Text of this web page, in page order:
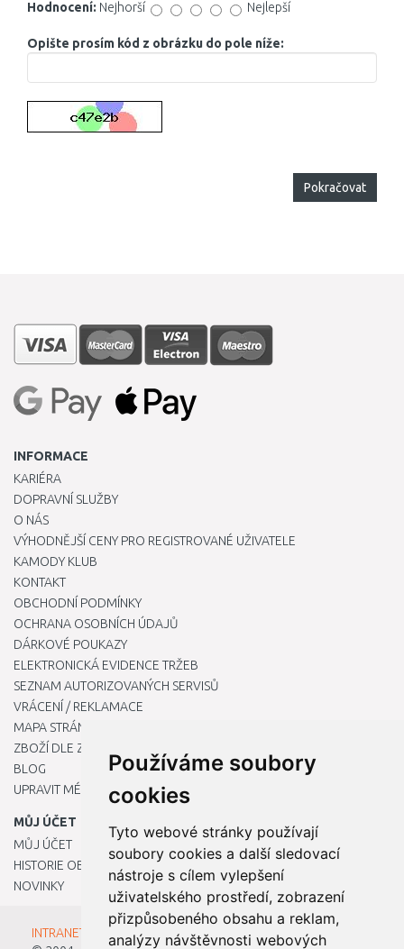
Používáme soubory
cookies
Tyto webové stránky používají
soubory cookies a další sledovací
nástroje s cílem vylepšení
uživatelského prostředí, zobrazení
přizpůsobeného obsahu a reklam,
analýzy návštěvnosti webových
Hodnocení: Nejhorší Nejlepší
Opište prosím kód z obrázku do pole níže:
Pokračovat
INFORMACE
KARIÉRA
DOPRAVNÍ SLUŽBY
O NÁS
VÝHODNĚJŠÍ CENY PRO REGISTROVANÉ UŽIVATELE
KAMODY KLUB
KONTAKT
OBCHODNÍ PODMÍNKY
OCHRANA OSOBNÍCH ÚDAJŮ
DÁRKOVÉ POUKAZY
ELEKTRONICKÁ EVIDENCE TRŽEB
SEZNAM AUTORIZOVANÝCH SERVISŮ
VRÁCENÍ / REKLAMACE
MAPA STRÁNKY
ZBOŽÍ DLE ZNAČEK
BLOG
UPRAVIT MÉ PŘEDVOLBY COOKIES
MŮJ ÚČET
MŮJ ÚČET
HISTORIE OBJEDNÁVEK
NOVINKY
INTRANET - Přihlášení pro zaměstnance